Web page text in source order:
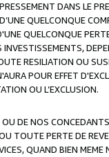
DANS LE
QUELCONQUE
QUELCONQUE
INVESTISSEMENTS,
RESILIATION OU
POUR EFFET
OU L’EXCLUSION.
DE NOS
TOUTE PERTE DE
QUAND BIEN